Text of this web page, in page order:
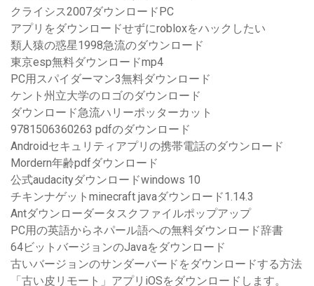
クライシス2007ダウンロードPC
アプリをダウンロードせずにrobloxをハックしたい
類人猿の惑星1998急流のダウンロード
東京esp無料ダウンロードmp4
PC用スパイダーマン3無料ダウンロード
ケント州立大学のロゴのダウンロード
ダウンロード急流ハリーポッターカット
9781506360263 pdfのダウンロード
Androidセキュリティアプリの携帯電話のダウンロード
Mordern年齢pdfダウンロード
公式audacityダウンロードwindows 10
チキンナゲットminecraft javaダウンロード1.14.3
Antダウンローダータスクファイルポップアップ
PC用の英語からネパール語への無料ダウンロード辞書
64ビットバージョンのJavaをダウンロード
古いバージョンのサンダーバードをダウンロードする方法
「古い皮リモート」アプリiOSをダウンロードします。